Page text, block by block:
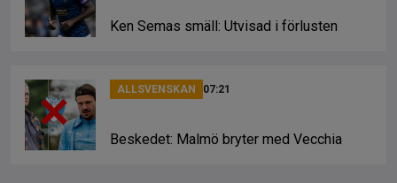
Ken Semas smäll: Utvisad i förlusten
ALLSVENSKAN 07:21
Beskedet: Malmö bryter med Vecchia